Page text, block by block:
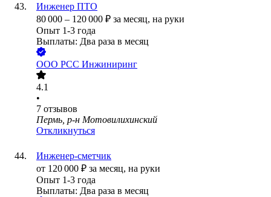
Инженер ПТО
80 000 – 120 000 ₽ за месяц, на руки
Опыт 1-3 года
Выплаты: Два раза в месяц
ООО РСС Инжиниринг
4.1
•
7 отзывов
Пермь, р-н Мотовилихинский
Откликнуться
Инженер-сметчик
от 120 000 ₽ за месяц, на руки
Опыт 1-3 года
Выплаты: Два раза в месяц